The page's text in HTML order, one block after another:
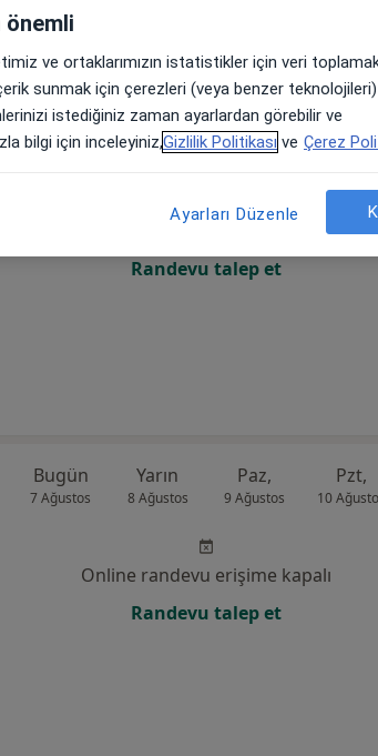
Bugün
7 Ağustos
Yarın
8 Ağustos
Paz,
9 Ağustos
Pzt,
10
Online randevu erişime kapalı
Randevu talep et
Bugün
7 Ağustos
Yarın
8 Ağustos
Paz,
9 Ağustos
Pzt,
10
Online randevu erişime kapalı
Randevu talep et
önemli
ve ortaklarımızın istatistikler için veri
sunmak için çerezleri (veya benzer
istediğiniz zaman ayarlardan görebilir ve
bilgi için inceleyiniz,Gizlilik Politikası ve Çerez
Ayarları Düzenle